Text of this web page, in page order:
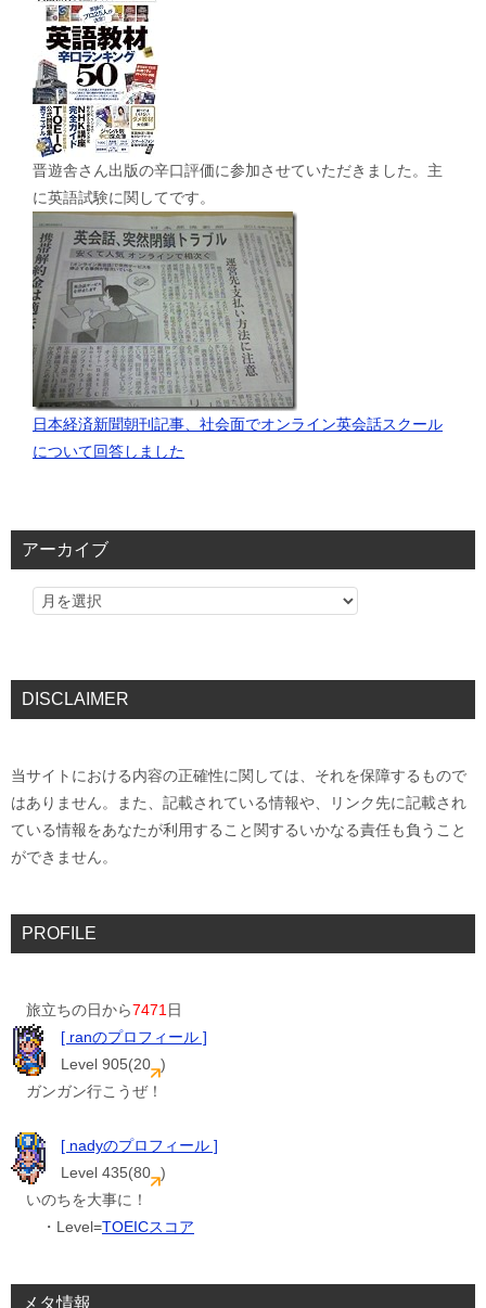
晋遊舎さん出版の辛口評価に参加させていただきました。主
に英語試験に関してです。
日本経済新聞朝刊記事、社会面でオンライン英会話スクール
について回答しました
アーカイブ
DISCLAIMER
当サイトにおける内容の正確性に関しては、それを保障するもので
はありません。また、記載されている情報や、リンク先に記載され
ている情報をあなたが利用すること関するいかなる責任も負うこと
ができません。
PROFILE
旅立ちの日から7471 日
[ ranのプロフィール ]
Level 905(20 )
ガンガン行こうぜ！
[ nadyのプロフィール ]
Level 435(80 )
いのちを大事に！
・Level=TOEICスコア
メタ情報